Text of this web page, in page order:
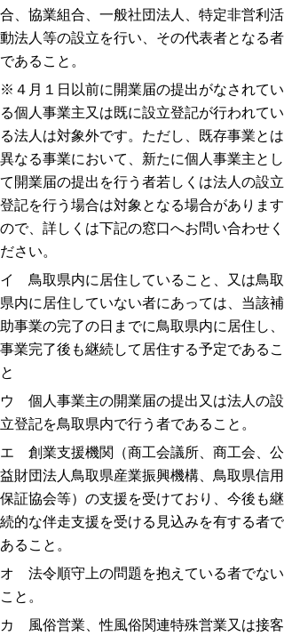
合、協業組合、一般社団法人、特定非営利活
動法人等の設立を行い、その代表者となる者
であること。
※４月１日以前に開業届の提出がなされてい
る個人事業主又は既に設立登記が行われてい
る法人は対象外です。ただし、既存事業とは
異なる事業において、新たに個人事業主とし
て開業届の提出を行う者若しくは法人の設立
登記を行う場合は対象となる場合があります
ので、詳しくは下記の窓口へお問い合わせく
ださい。
イ 鳥取県内に居住していること、又は鳥取
県内に居住していない者にあっては、当該補
助事業の完了の日までに鳥取県内に居住し、
事業完了後も継続して居住する予定であるこ
と
ウ 個人事業主の開業届の提出又は法人の設
立登記を鳥取県内で行う者であること。
エ 創業支援機関（商工会議所、商工会、公
益財団法人鳥取県産業振興機構、鳥取県信用
保証協会等）の支援を受けており、今後も継
続的な伴走支援を受ける見込みを有する者で
あること。
オ 法令順守上の問題を抱えている者でない
こと。
カ 風俗営業、性風俗関連特殊営業又は接客